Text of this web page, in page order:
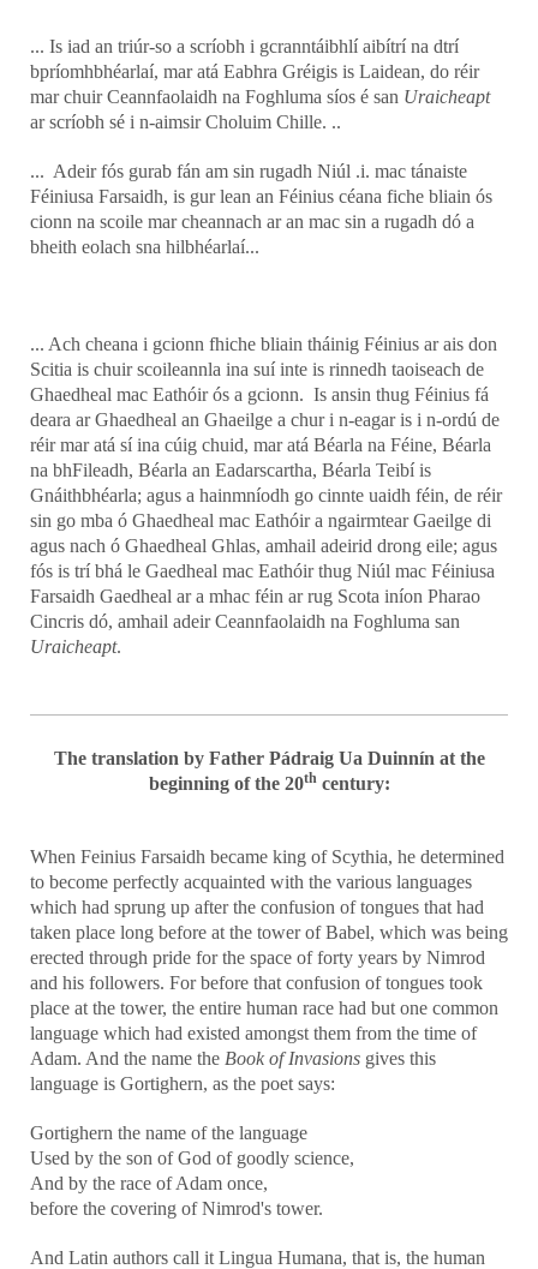
... Is iad an triúr-so a scríobh i gcranntáibhlí aibítrí na dtrí
bpríomhbhéarlaí, mar atá Eabhra Gréigis is Laidean, do réir
mar chuir Ceannfaolaidh na Foghluma síos é san Uraicheapt
ar scríobh sé i n-aimsir Choluim Chille. ..
... Adeir fós gurab fán am sin rugadh Niúl .i. mac tánaiste
Féiniusa Farsaidh, is gur lean an Féinius céana fiche bliain ós
cionn na scoile mar cheannach ar an mac sin a rugadh dó a
bheith eolach sna hilbhéarlaí...
... Ach cheana i gcionn fhiche bliain tháinig Féinius ar ais don
Scitia is chuir scoileannla ina suí inte is rinnedh taoiseach de
Ghaedheal mac Eathóir ós a gcionn. Is ansin thug Féinius fá
deara ar Ghaedheal an Ghaeilge a chur i n-eagar is i n-ordú de
réir mar atá sí ina cúig chuid, mar atá Béarla na Féine, Béarla
na bhFileadh, Béarla an Eadarscartha, Béarla Teibí is
Gnáithbhéarla; agus a hainmníodh go cinnte uaidh féin, de réir
sin go mba ó Ghaedheal mac Eathóir a ngairmtear Gaeilge di
agus nach ó Ghaedheal Ghlas, amhail adeirid drong eile; agus
fós is trí bhá le Gaedheal mac Eathóir thug Niúl mac Féiniusa
Farsaidh Gaedheal ar a mhac féin ar rug Scota iníon Pharao
Cincris dó, amhail adeir Ceannfaolaidh na Foghluma san
Uraicheapt.
The translation by Father Pádraig Ua Duinnín at the
beginning of the 20thcentury:
When Feinius Farsaidh became king of Scythia, he determined
to become perfectly acquainted with the various languages
which had sprung up after the confusion of tongues that had
taken place long before at the tower of Babel, which was being
erected through pride for the space of forty years by Nimrod
and his followers. For before that confusion of tongues took
place at the tower, the entire human race had but one common
language which had existed amongst them from the time of
Adam. And the name the Book of Invasions gives this
language is Gortighern, as the poet says:
Gortighern the name of the language
Used by the son of God of goodly science,
And by the race of Adam once,
before the covering of Nimrod's tower.
And Latin authors call it Lingua Humana, that is, the human